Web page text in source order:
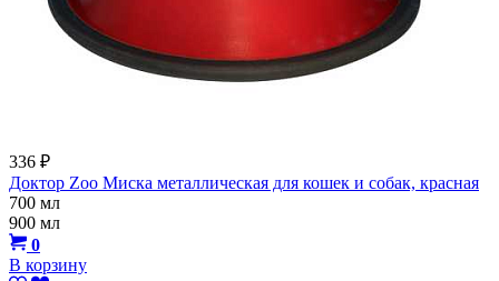
336 ₽
Доктор Zoo Миска металлическая для кошек и собак, красная
700 мл
900 мл
0
В корзину